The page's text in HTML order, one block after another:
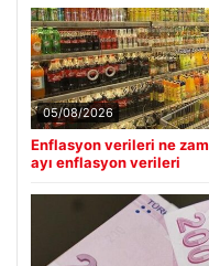
05/08/2026
Enflasyon verileri ne
ayı enflasyon verileri